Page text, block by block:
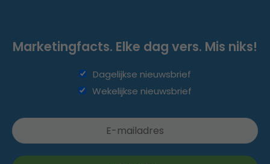
Marketingfacts. Elke dag vers. Mis niks!
Dagelijkse nieuwsbrief
Wekelijkse nieuwsbrief